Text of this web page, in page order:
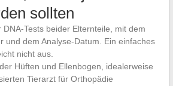
sollten
DNA-Tests beider Elternteile, mit dem
und dem Analyse-Datum. Ein einfaches
nicht aus.
Hüften und Ellenbogen, idealerweise
Tierarzt für Orthopädie